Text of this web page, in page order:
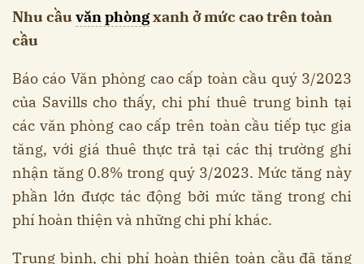
Nhu cầuvăn phòngxanh ở mức cao trên toàn
cầu
Báo cáo Văn phòng cao cấp toàn cầu quý 3/2023
của Savills cho thấy, chi phí thuê trung bình tại
các văn phòng cao cấp trên toàn cầu tiếp tục gia
tăng, với giá thuê thực trả tại các thị trường ghi
nhận tăng 0.8% trong quý 3/2023. Mức tăng này
phần lớn được tác động bởi mức tăng trong chi
phí hoàn thiện và những chi phí khác.
Trung bình, chi phí hoàn thiện toàn cầu đã tăng